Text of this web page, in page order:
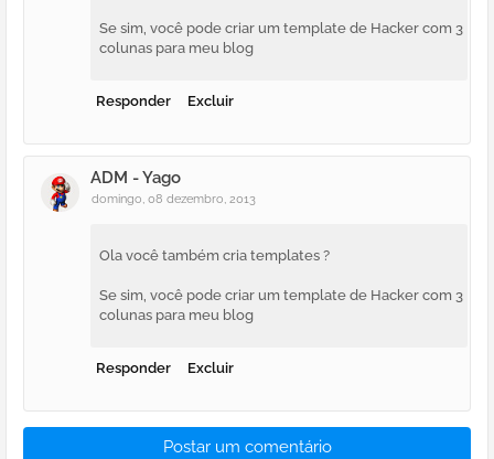
Se sim, você pode criar um template de Hacker com 3
colunas para meu blog
Responder Excluir
ADM - Yago
domingo, 08 dezembro, 2013
Ola você também cria templates ?
Se sim, você pode criar um template de Hacker com 3
colunas para meu blog
Responder Excluir
Postar um comentário